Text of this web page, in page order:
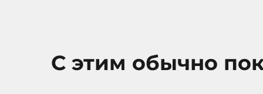
С этим обычно